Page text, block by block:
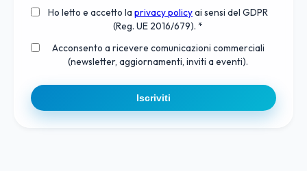
Ho letto e accetto la privacy policyai sensi del GDPR
(Reg. UE 2016/679). *
Acconsento a ricevere comunicazioni commerciali
(newsletter, aggiornamenti, inviti a eventi).
Iscriviti